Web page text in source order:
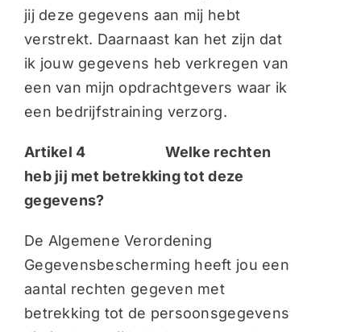
jij deze gegevens aan mij hebt
verstrekt. Daarnaast kan het zijn dat
ik jouw gegevens heb verkregen van
een van mijn opdrachtgevers waar ik
een bedrijfstraining verzorg.
Artikel 4 Welke rechten
heb jij met betrekking tot deze
gegevens?
De Algemene Verordening
Gegevensbescherming heeft jou een
aantal rechten gegeven met
betrekking tot de persoonsgegevens